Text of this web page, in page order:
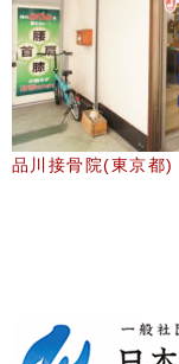
品川接骨院(東京都)